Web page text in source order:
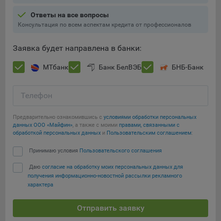
пользователей с сайтом.
контента. Данные файлы cookie собирают информацию о
позволяют Обществу «запомнить» информацию о
настраивать сайт.
9.4. Аналитические файлы cookie, например
Яндекс.Метрика, Google Analytics. Данные файлы cookie
собирают информацию о том, как пользователь
использовал сайты, и позволяют Обществу вносить в них
улучшения.
Аналитические файлы cookie показывают, какие страницы
сайта Общества посещаются чаще всего, помогают
сайта, а также позволяют оценить эффективность
рекламы. Благодаря этому у Общества есть возможность
Сохранить мои изменения
Сохранить по умолчанию
Ответы на все вопросы
Консультация по всем аспектам кредита от профессионалов
Заявка будет направлена в банки:
МТбанк Банк БелВЭБ БНБ-Банк
Телефон
Предварительно ознакомившись с условиями обработки персональных
данных ООО «Майфин», а также с моими правами, связанными с
обработкой персональных данных и Пользовательским соглашением:
Принимаю условия Пользовательского соглашения
Даю согласие на обработку моих персональных данных для
получения информационно-новостной рассылки рекламного
характера
Отправить заявку